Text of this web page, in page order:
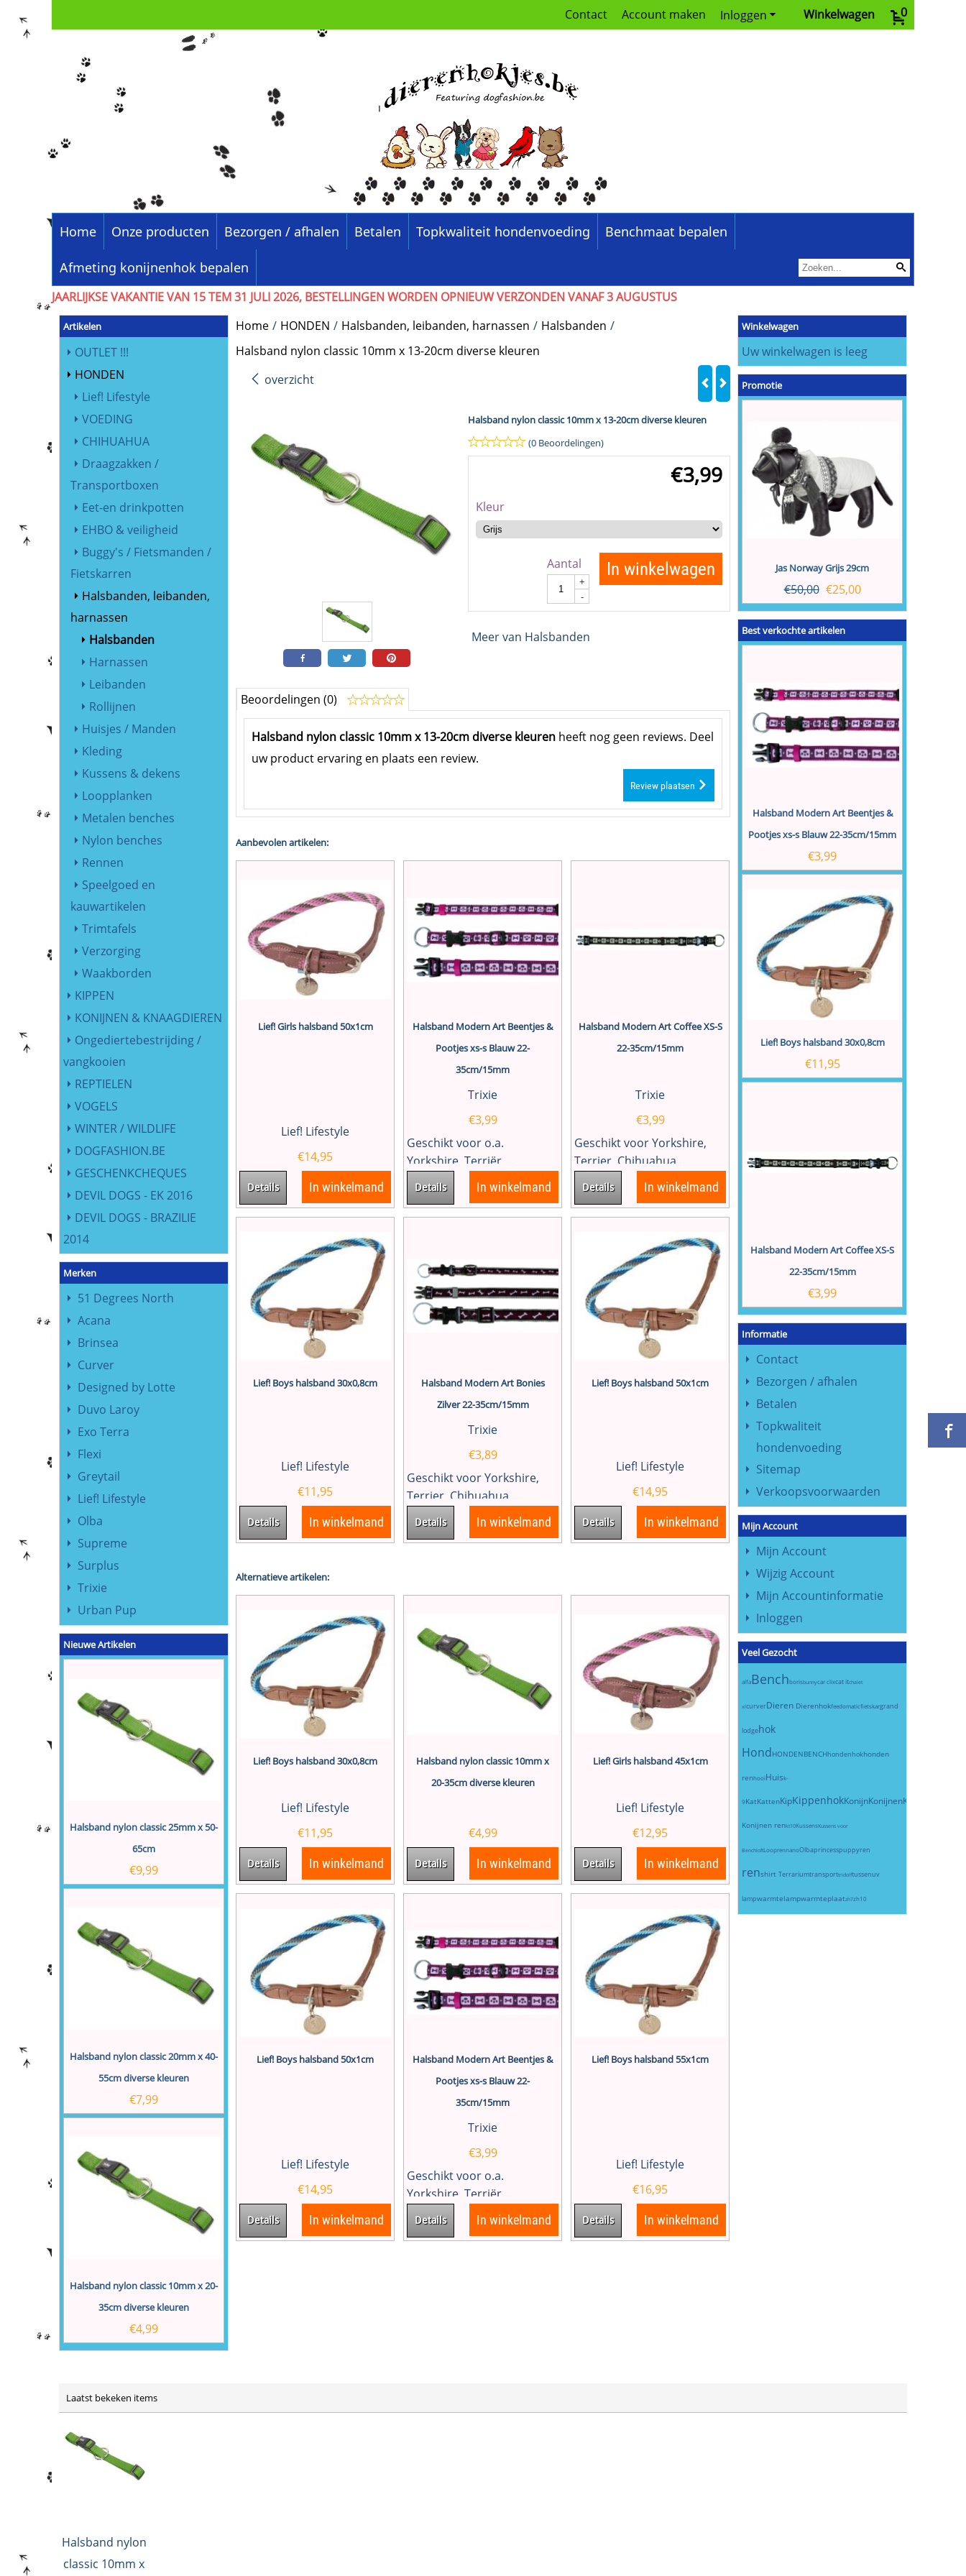
Winkelwagen 0
Inloggen
Contact Account maken
Home Onze producten Bezorgen / afhalen Betalen Topkwaliteit hondenvoeding Benchmaat bepalen
Afmeting konijnenhok bepalen
JAARLIJKSE VAKANTIE VAN 15 TEM 31 JULI 2026, BESTELLINGEN WORDEN OPNIEUW VERZONDEN VANAF 3 AUGUSTUS
Artikelen
OUTLET !!!
HONDEN
Lief! Lifestyle
VOEDING
CHIHUAHUA
Draagzakken /
Transportboxen
Eet-en drinkpotten
EHBO & veiligheid
Buggy's / Fietsmanden /
Fietskarren
Halsbanden, leibanden,
harnassen
Halsbanden
Harnassen
Leibanden
Rollijnen
Huisjes / Manden
Kleding
Kussens & dekens
Loopplanken
Metalen benches
Nylon benches
Rennen
Speelgoed en
kauwartikelen
Trimtafels
Verzorging
Waakborden
KIPPEN
KONIJNEN & KNAAGDIEREN
Ongediertebestrijding /
vangkooien
REPTIELEN
VOGELS
WINTER / WILDLIFE
DOGFASHION.BE
GESCHENKCHEQUES
DEVIL DOGS - EK 2016
DEVIL DOGS - BRAZILIE
2014
Merken
51 Degrees North
Acana
Brinsea
Curver
Designed by Lotte
Duvo Laroy
Exo Terra
Flexi
Greytail
Lief! Lifestyle
Olba
Supreme
Surplus
Trixie
Urban Pup
Nieuwe Artikelen
Halsband nylon classic 25mm x 50-
65cm
€9,99
Halsband nylon classic 20mm x 40-
55cm diverse kleuren
€7,99
Halsband nylon classic 10mm x 20-
35cm diverse kleuren
€4,99
Home / HONDEN / Halsbanden, leibanden, harnassen / Halsbanden /
Halsband nylon classic 10mm x 13-20cm diverse kleuren
overzicht
Halsband nylon classic 10mm x 13-20cm diverse kleuren
(0 Beoordelingen)
€3,99
Kleur
Aantal
+
-
In winkelwagen
Meer van Halsbanden
Beoordelingen (0)
Halsband nylon classic 10mm x 13-20cm diverse kleuren heeft nog geen reviews. Deel
uw product ervaring en plaats een review.
Review plaatsen
Aanbevolen artikelen:
Lief! Girls halsband 50x1cm
Lief! Lifestyle
€14,95
Details In winkelmand
Halsband Modern Art Beentjes &
Pootjes xs-s Blauw 22-
35cm/15mm
Trixie
€3,99
Geschikt voor o.a.
Yorkshire, Terriër,...
Details In winkelmand
Halsband Modern Art Coffee XS-S
22-35cm/15mm
Trixie
€3,99
Geschikt voor Yorkshire,
Terrier, Chihuahua,...
Details In winkelmand
Lief! Boys halsband 30x0,8cm
Lief! Lifestyle
€11,95
Details In winkelmand
Halsband Modern Art Bonies
Zilver 22-35cm/15mm
Trixie
€3,89
Geschikt voor Yorkshire,
Terrier, Chihuahua,...
Details In winkelmand
Lief! Boys halsband 50x1cm
Lief! Lifestyle
€14,95
Details In winkelmand
Alternatieve artikelen:
Lief! Boys halsband 30x0,8cm
Lief! Lifestyle
€11,95
Details In winkelmand
Halsband nylon classic 10mm x
20-35cm diverse kleuren
€4,99
Details In winkelmand
Lief! Girls halsband 45x1cm
Lief! Lifestyle
€12,95
Details In winkelmand
Lief! Boys halsband 50x1cm
Lief! Lifestyle
€14,95
Details In winkelmand
Halsband Modern Art Beentjes &
Pootjes xs-s Blauw 22-
35cm/15mm
Trixie
€3,99
Geschikt voor o.a.
Yorkshire, Terriër,...
Details In winkelmand
Lief! Boys halsband 55x1cm
Lief! Lifestyle
€16,95
Details In winkelmand
Winkelwagen
Uw winkelwagen is leeg
Promotie
Jas Norway Grijs 29cm
€50,00 €25,00
Best verkochte artikelen
Halsband Modern Art Beentjes &
Pootjes xs-s Blauw 22-35cm/15mm
€3,99
Lief! Boys halsband 30x0,8cm
€11,95
Halsband Modern Art Coffee XS-S
22-35cm/15mm
€3,99
Informatie
Contact
Bezorgen / afhalen
Betalen
Topkwaliteit
hondenvoeding
Sitemap
Verkoopsvoorwaarden
Mijn Account
Mijn Account
Wijzig Account
Mijn Accountinformatie
Inloggen
Veel Gezocht
alfaBenchborisbunnycar clixcat itchalet
xlcurverDieren Dierenhokfeedomaticfietskargrand
lodgehok
HondHONDENBENCHhondenhokhonden
renhooiHuisk-
9KatKattenKipKippenhokKonijnKonijnenKonijnenhok
Konijnen renkt10KussensKussens voor
BenchloftLooprennanoOlbaprincesspuppyren
renshirt Terrariumtransporttridolftussenuv
lampwarmtelampwarmteplaatzh7zh10
Laatst bekeken items
Halsband nylon
classic 10mm x